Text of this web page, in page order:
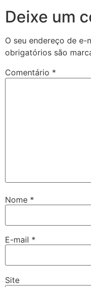
Deixe um
O seu endereço de e-
obrigatórios são
Comentário *
Nome *
E-mail *
Site